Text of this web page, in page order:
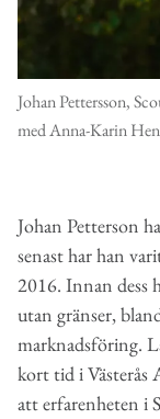
Johan Pettersson,
med Anna-Karin
Johan Petterson
senast har han
2016. Innan dess
utan gränser,
marknadsföring.
kort tid i Västerås
att erfarenheten i